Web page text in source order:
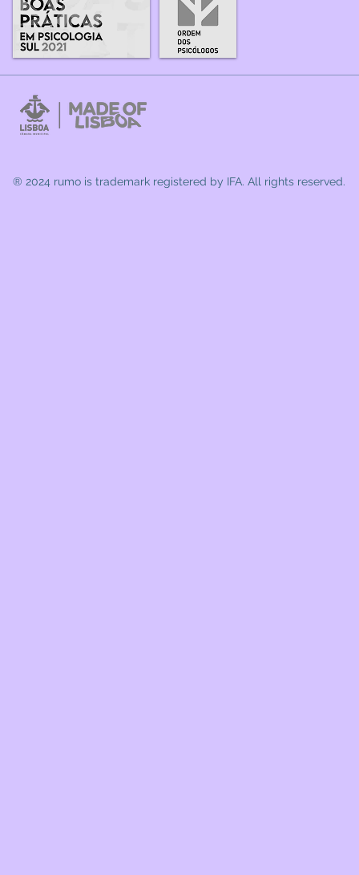
® 2024 rumo is trademark registered by IFA. All rights reserved.